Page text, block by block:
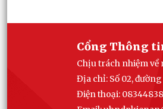
Cổng Thông
Chịu trách nhiệm về
Địa chỉ: Số 02,
Điện thoại: